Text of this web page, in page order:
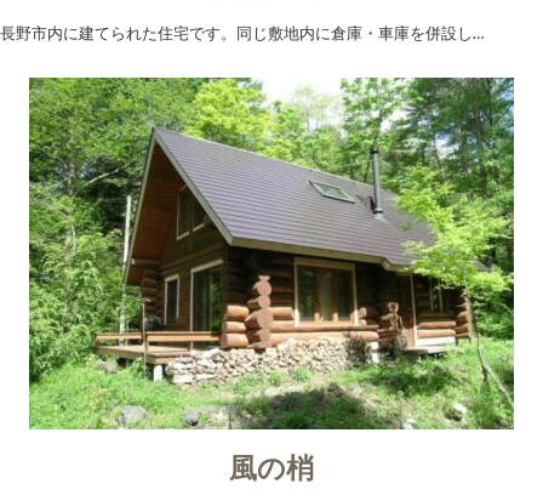
長野市内に建てられた住宅です。同じ敷地内に倉庫・車庫を併設し…
風の梢